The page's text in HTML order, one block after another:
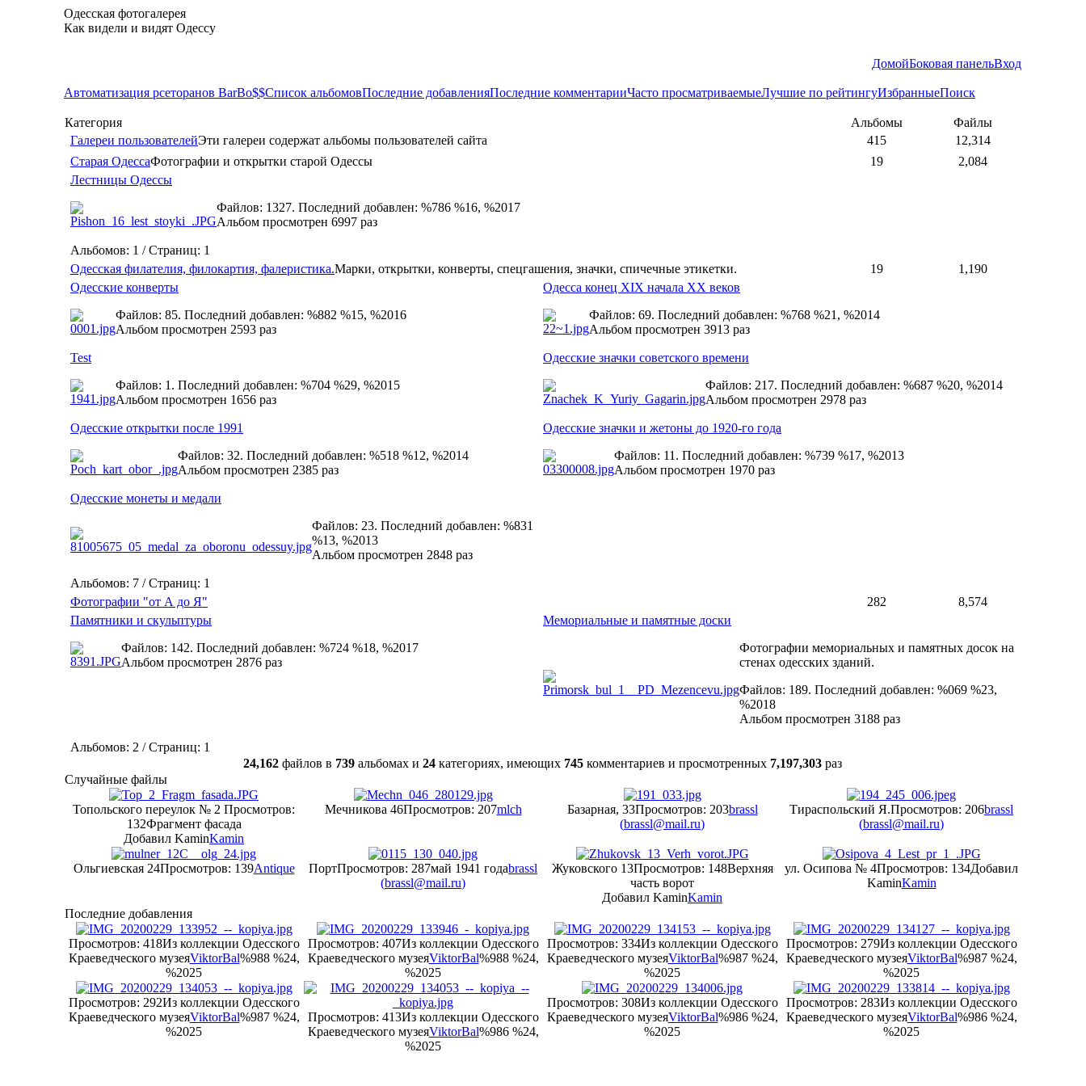
Одесская фотогалерея
Как видели и видят Одессу
ДомойБоковая панельВход
Автоматизация рсеторанов BarBo$$Список альбомовПоследние добавленияПоследние комментарииЧасто просматриваемыеЛучшие по рейтингуИзбранныеПоиск
Категория Альбомы
Файлы
Галереи пользователейЭти галереи содержат альбомы пользователей сайта 415
12,314
Старая ОдессаФотографии и открытки старой Одессы 19
2,084
Лестницы Одессы
Файлов: 1327. Последний добавлен: %786 %16, %2017
Альбом просмотрен 6997 раз
Альбомов: 1 / Страниц: 1
Одесская филателия, филокартия, фалеристика.Марки, открытки, конверты, спецгашения, значки, спичечные этикетки. 19
1,190
Одесские конверты
Файлов: 85. Последний добавлен: %882 %15, %2016
Альбом просмотрен 2593 раз
Одесса конец XIX начала ХХ веков
Файлов: 69. Последний добавлен: %768 %21, %2014
Альбом просмотрен 3913 раз
Test
Файлов: 1. Последний добавлен: %704 %29, %2015
Альбом просмотрен 1656 раз
Одесские значки советского времени
Файлов: 217. Последний добавлен: %687 %20, %2014
Альбом просмотрен 2978 раз
Одесские открытки после 1991
Файлов: 32. Последний добавлен: %518 %12, %2014
Альбом просмотрен 2385 раз
Одесские значки и жетоны до 1920-го года
Файлов: 11. Последний добавлен: %739 %17, %2013
Альбом просмотрен 1970 раз
Одесские монеты и медали
Файлов: 23. Последний добавлен: %831
%13, %2013
Альбом просмотрен 2848 раз
Альбомов: 7 / Страниц: 1
Фотографии "от А до Я"
282
8,574
Памятники и скульптуры
Файлов: 142. Последний добавлен: %724 %18, %2017
Альбом просмотрен 2876 раз
Мемориальные и памятные доски
Фотографии мемориальных и памятных досок на
стенах одесских зданий.
Файлов: 189. Последний добавлен: %069 %23,
%2018
Альбом просмотрен 3188 раз
Альбомов: 2 / Страниц: 1
24,162 файлов в 739 альбомах и 24 категориях, имеющих 745 комментариев и просмотренных 7,197,303 раз
Случайные файлы
Топольского переулок № 2 Просмотров:
132Фрагмент фасада
Добавил KaminKamin
Мечникова 46Просмотров: 207mlch Базарная, 33Просмотров: 203brassl
(brassl@mail.ru)
Тираспольский Я.Просмотров: 206brassl
(brassl@mail.ru)
Ольгиевская 24Просмотров: 139Antique ПортПросмотров: 287май 1941 годаbrassl
(brassl@mail.ru)
Жуковского 13Просмотров: 148Верхняя
часть ворот
Добавил KaminKamin
ул. Осипова № 4Просмотров: 134Добавил
KaminKamin
Последние добавления
Просмотров: 418Из коллекции Одесского
Краеведческого музеяViktorBal%988 %24,
%2025
Просмотров: 407Из коллекции Одесского
Краеведческого музеяViktorBal%988 %24,
%2025
Просмотров: 334Из коллекции Одесского
Краеведческого музеяViktorBal%987 %24,
%2025
Просмотров: 279Из коллекции Одесского
Краеведческого музеяViktorBal%987 %24,
%2025
Просмотров: 292Из коллекции Одесского
Краеведческого музеяViktorBal%987 %24,
%2025
Просмотров: 413Из коллекции Одесского
Краеведческого музеяViktorBal%986 %24,
%2025
Просмотров: 308Из коллекции Одесского
Краеведческого музеяViktorBal%986 %24,
%2025
Просмотров: 283Из коллекции Одесского
Краеведческого музеяViktorBal%986 %24,
%2025